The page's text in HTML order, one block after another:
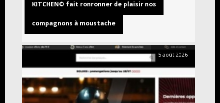
KITCHEN© fait ronronner de plaisir nos
compagnons à moustache
5 août 2026